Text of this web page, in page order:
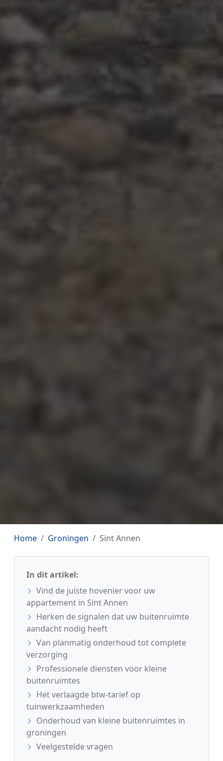
Home Groningen Sint Annen
In dit artikel:
Vind de juiste hovenier voor uw
appartement in Sint Annen
Herken de signalen dat uw buitenruimte
aandacht nodig heeft
Van planmatig onderhoud tot complete
verzorging
Professionele diensten voor kleine
buitenruimtes
Het verlaagde btw-tarief op
tuinwerkzaamheden
Onderhoud van kleine buitenruimtes in
groningen
Veelgestelde vragen